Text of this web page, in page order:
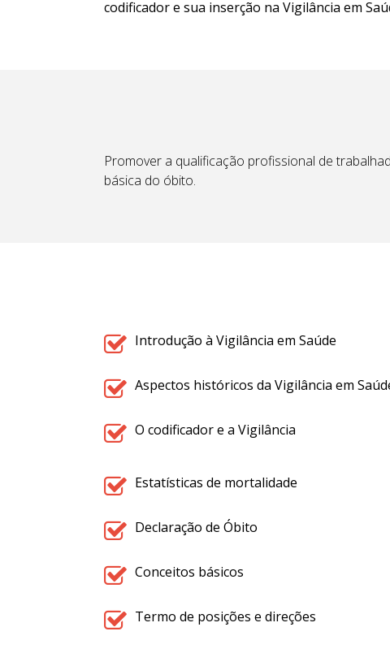
codificador e sua inserção na Vigilância em
Promover a qualificação profissional de
básica do óbito.
Introdução à Vigilância em Saúde
Aspectos históricos da Vigilância em
O codificador e a Vigilância
Estatísticas de mortalidade
Declaração de Óbito
Conceitos básicos
Termo de posições e direções